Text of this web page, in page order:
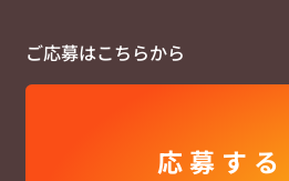
ご応募はこちらから
応募する